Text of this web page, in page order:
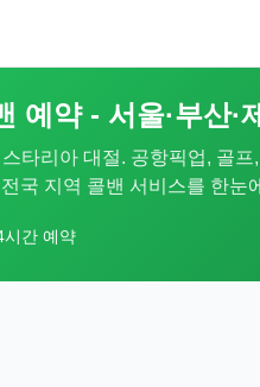
예약 - 서울·부산·
타리아 대절. 공항픽업, 골프
국 지역 콜밴 서비스를 한눈
시간 예약